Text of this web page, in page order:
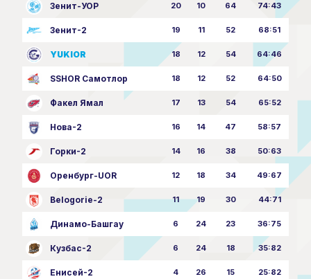
Зенит-УОР 20 10 64 74:43
Зенит-2 19 11 52 68:51
YUKIOR 18 12 54 64:46
SSHOR Самотлор 18 12 52 64:50
Факел Ямал 17 13 54 65:52
Нова-2 16 14 47 58:57
Горки-2 14 16 38 50:63
Оренбург-UOR 12 18 34 49:67
Belogorie-2 11 19 30 44:71
Динамо-Башгау 6 24 23 36:75
Кузбас-2 6 24 18 35:82
Енисей-2 4 26 15 25:82